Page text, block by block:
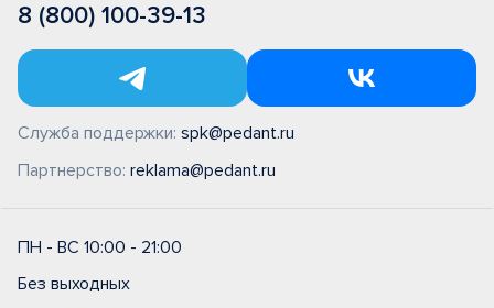
8 (800) 100-39-13
Служба поддержки: spk@pedant.ru
Партнерство: reklama@pedant.ru
ПН - ВС 10:00 - 21:00
Без выходных